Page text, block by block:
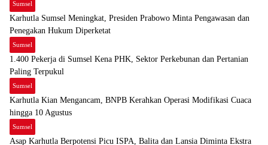
Sumsel
Karhutla Sumsel Meningkat, Presiden Prabowo Minta Pengawasan dan
Penegakan Hukum Diperketat
Sumsel
1.400 Pekerja di Sumsel Kena PHK, Sektor Perkebunan dan Pertanian
Paling Terpukul
Sumsel
Karhutla Kian Mengancam, BNPB Kerahkan Operasi Modifikasi Cuaca
hingga 10 Agustus
Sumsel
Asap Karhutla Berpotensi Picu ISPA, Balita dan Lansia Diminta Ekstra